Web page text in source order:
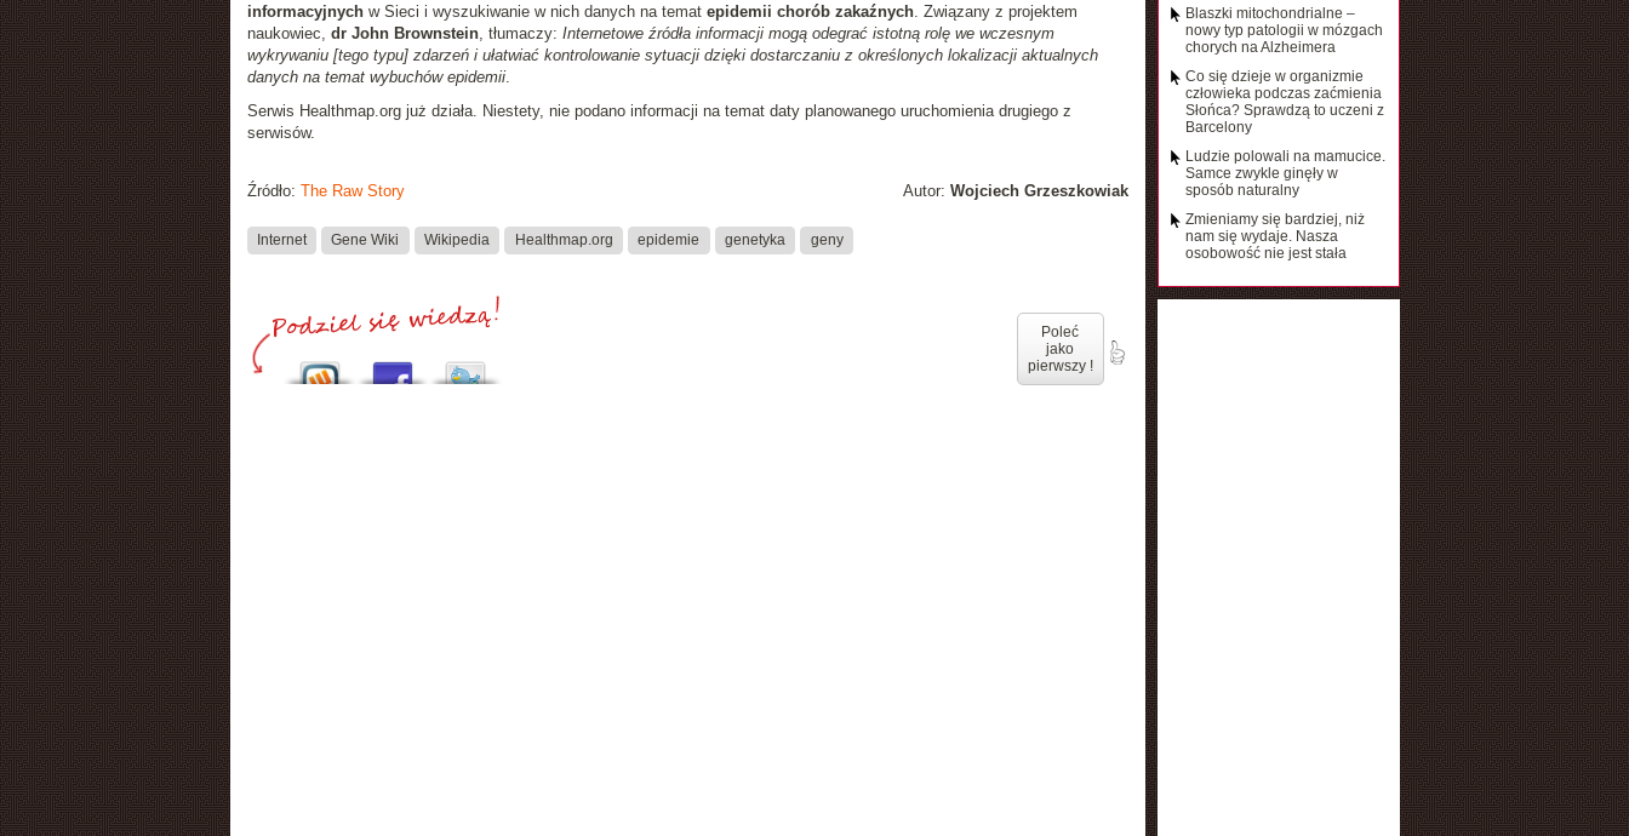
informacyjnychw Sieci i wyszukiwanie w nich danych na temat epidemii chorób zakaźnych. Związany z projektem
naukowiec, dr John Brownstein, tłumaczy: Internetowe źródła informacji mogą odegrać istotną rolę we wczesnym
wykrywaniu [tego typu] zdarzeń i ułatwiać kontrolowanie sytuacji dzięki dostarczaniu z określonych lokalizacji aktualnych
danych na temat wybuchów epidemii.
Serwis Healthmap.org już działa. Niestety, nie podano informacji na temat daty planowanego uruchomienia drugiego z
serwisów.
Autor: Wojciech Grzeszkowiak
Źródło: The Raw Story
Internet Gene Wiki Wikipedia Healthmap.org epidemie genetyka geny
Poleć
jako
pierwszy !
Blaszki mitochondrialne –
nowy typ patologii w mózgach
chorych na Alzheimera
Co się dzieje w organizmie
człowieka podczas zaćmienia
Słońca? Sprawdzą to uczeni z
Barcelony
Ludzie polowali na mamucice.
Samce zwykle ginęły w
sposób naturalny
Zmieniamy się bardziej, niż
nam się wydaje. Nasza
osobowość nie jest stała